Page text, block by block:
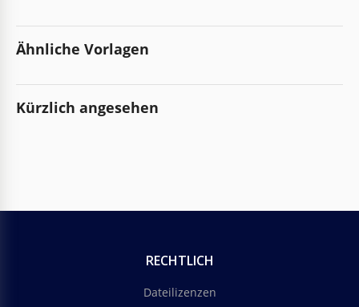
Ähnliche Vorlagen
Kürzlich angesehen
RECHTLICH
Dateilizenzen